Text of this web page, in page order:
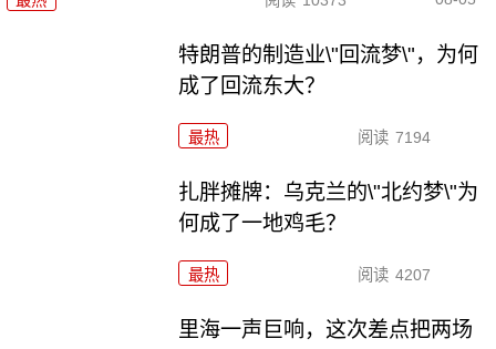
特朗普的制造业\"回流梦\"，为何
成了回流东大？
最热 阅读 7194
扎胖摊牌：乌克兰的\"北约梦\"为
何成了一地鸡毛？
最热 阅读 4207
里海一声巨响，这次差点把两场